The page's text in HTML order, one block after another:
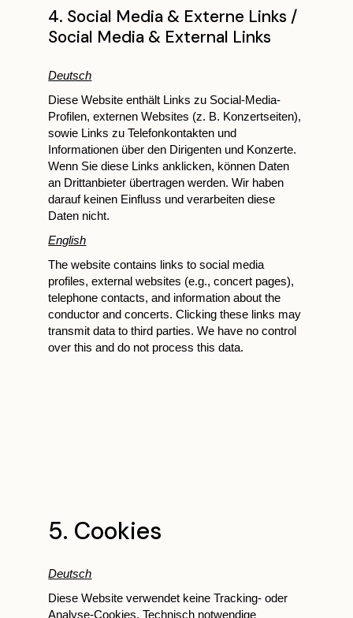
4. Social Media & Externe Links /
Social Media & External Links
Deutsch
Diese Website enthält Links zu Social-Media-
Profilen, externen Websites (z. B. Konzertseiten),
sowie Links zu Telefonkontakten und
Informationen über den Dirigenten und Konzerte.
Wenn Sie diese Links anklicken, können Daten
an Drittanbieter übertragen werden. Wir haben
darauf keinen Einfluss und verarbeiten diese
Daten nicht.
English
The website contains links to social media
profiles, external websites (e.g., concert pages),
telephone contacts, and information about the
conductor and concerts. Clicking these links may
transmit data to third parties. We have no control
over this and do not process this data.
5. Cookies
Deutsch
Diese Website verwendet keine Tracking- oder
Analyse-Cookies. Technisch notwendige